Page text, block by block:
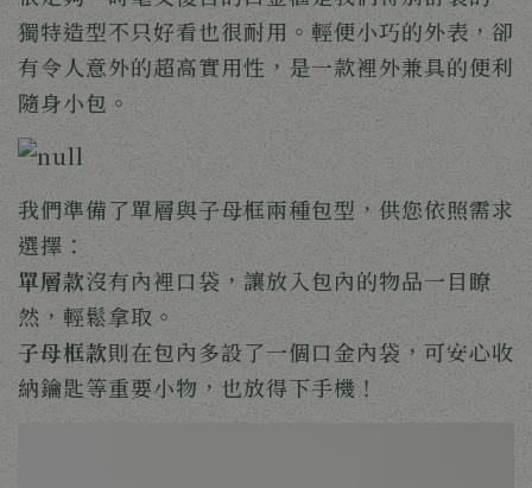
獨特造型不只好看也很耐用。輕便小巧的外表，卻
有令人意外的超高實用性，是一款裡外兼具的便利
隨身小包。
我們準備了單層與子母框兩種包型，供您依照需求
選擇：
單層款沒有內裡口袋，讓放入包內的物品一目瞭
然，輕鬆拿取。
子母框款則在包內多設了一個口金內袋，可安心收
納鑰匙等重要小物，也放得下手機！